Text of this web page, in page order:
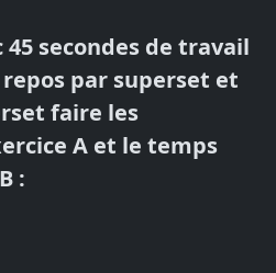
45 secondes de travail
repos par superset et
faire les
A et le temps
: